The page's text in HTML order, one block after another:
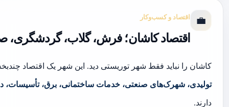
💼 اقتصاد و کسب‌وکار
اقتصاد کاشان؛ فرش، گلاب،
کاشان را نباید فقط شهر توریستی دید. این شهر یک اقتصاد
تولیدی، شهرک‌های صنعتی، خدمات ساختمانی، برق، تأسیسات،
دارند.